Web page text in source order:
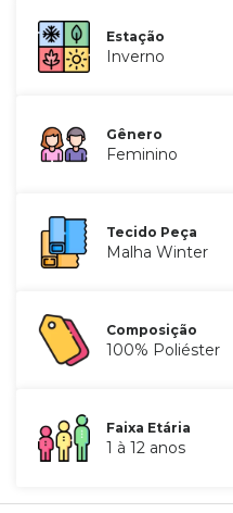
Estação
Inverno
Gênero
Feminino
Tecido Peça
Malha Winter
Composição
100% Poliéster
Faixa Etária
1 à 12 anos